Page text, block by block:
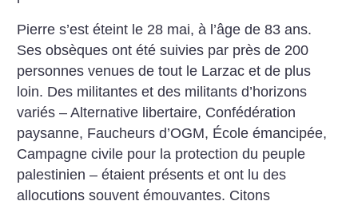
Pierre s’est éteint le 28 mai, à l’âge de 83 ans.
Ses obsèques ont été suivies par près de 200
personnes venues de tout le Larzac et de plus
loin. Des militantes et des militants d’horizons
variés – Alternative libertaire, Confédération
paysanne, Faucheurs d’OGM, École émancipée,
Campagne civile pour la protection du peuple
palestinien – étaient présents et ont lu des
allocutions souvent émouvantes. Citons